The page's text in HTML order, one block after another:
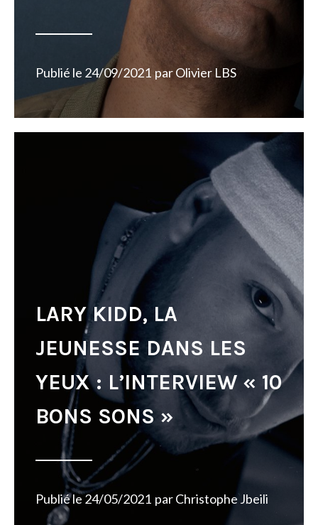
Publié le 24/09/2021 parOlivier LBS
LARY KIDD, LA
JEUNESSE DANS LES
YEUX : L’INTERVIEW « 10
BONS SONS »
Publié le24/05/2021 parChristophe Jbeili